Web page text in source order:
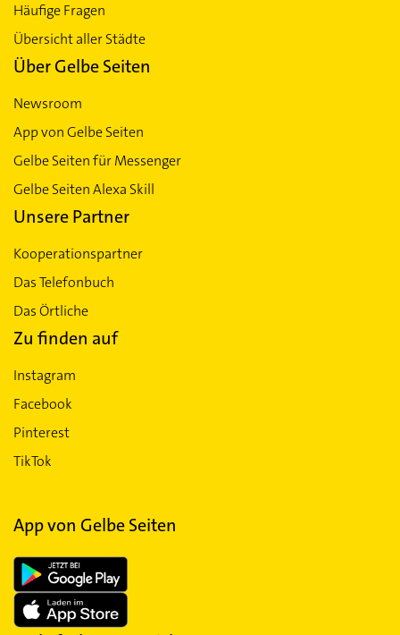
Häufige Fragen
Übersicht aller Städte
Über Gelbe Seiten
Newsroom
App von Gelbe Seiten
Gelbe Seiten für Messenger
Gelbe Seiten Alexa Skill
Unsere Partner
Kooperationspartner
Das Telefonbuch
Das Örtliche
Zu finden auf
Instagram
Facebook
Pinterest
TikTok
App von Gelbe Seiten